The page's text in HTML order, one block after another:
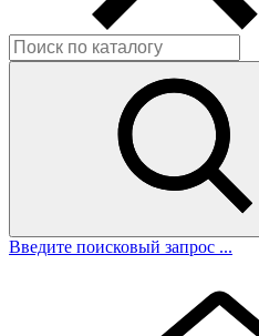
Введите поисковый запрос ...